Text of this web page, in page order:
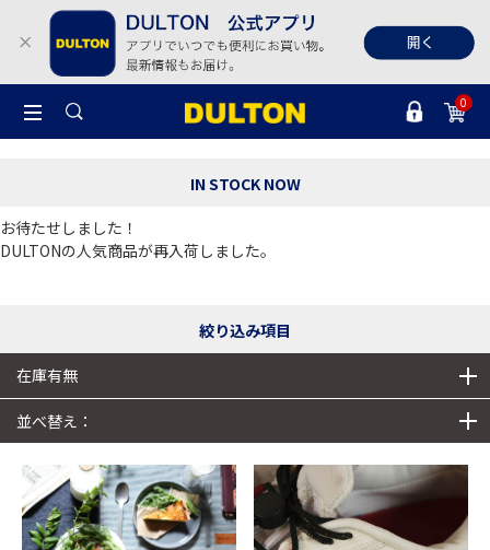
0
IN STOCK NOW
お待たせしました！
DULTONの人気商品が再入荷しました。
絞り込み項目
在庫有無
並べ替え：